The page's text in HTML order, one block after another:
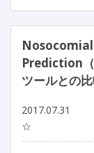
Prediction
ツールとの
2017.07.31
☆